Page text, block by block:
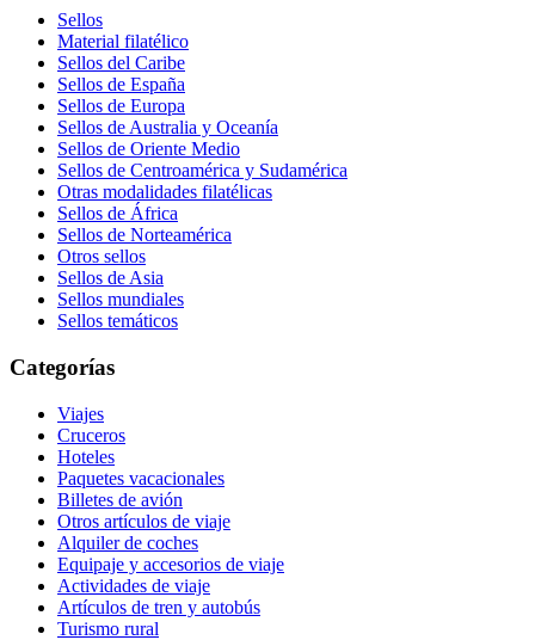
Sellos
Material filatélico
Sellos del Caribe
Sellos de España
Sellos de Europa
Sellos de Australia y Oceanía
Sellos de Oriente Medio
Sellos de Centroamérica y Sudamérica
Otras modalidades filatélicas
Sellos de África
Sellos de Norteamérica
Otros sellos
Sellos de Asia
Sellos mundiales
Sellos temáticos
Categorías
Viajes
Cruceros
Hoteles
Paquetes vacacionales
Billetes de avión
Otros artículos de viaje
Alquiler de coches
Equipaje y accesorios de viaje
Actividades de viaje
Artículos de tren y autobús
Turismo rural